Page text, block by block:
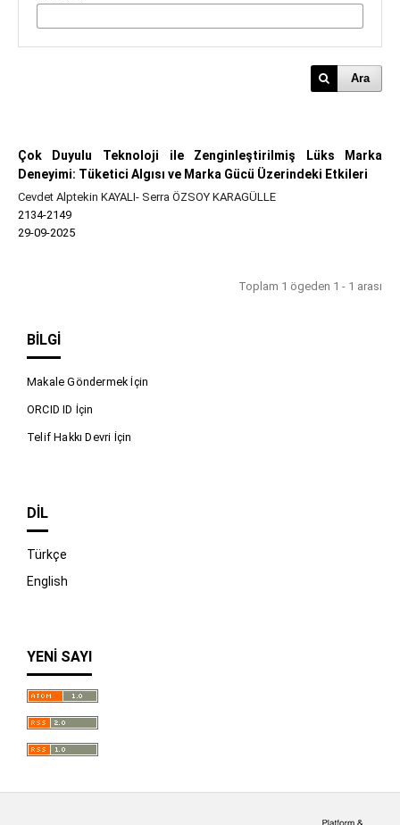
Ara
Çok Duyulu Teknoloji ile Zenginleştirilmiş Lüks Marka
Deneyimi: Tüketici Algısı ve Marka Gücü Üzerindeki Etkileri
Cevdet Alptekin KAYALI- Serra ÖZSOY KARAGÜLLE
2134-2149
29-09-2025
Toplam 1 ögeden 1 - 1 arası
BILGI
Makale Göndermek İçin
ORCID ID İçin
Telif Hakkı Devri İçin
DIL
Türkçe
English
YENI SAYI